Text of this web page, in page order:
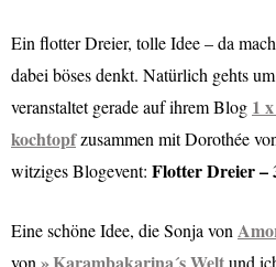
Ein flotter Dreier, tolle Idee – da
dabei böses denkt. Natürlich gehts
veranstaltet gerade auf ihrem Blog 1
kochtopfzusammen mit Dorothée
witziges Blogevent: Flotter Dreier –
Eine schöne Idee, die Sonja von
von
und